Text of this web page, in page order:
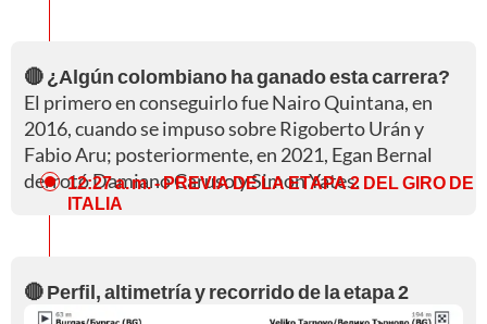
🔴 ¿Algún colombiano ha ganado esta carrera?
El primero en conseguirlo fue Nairo Quintana, en
2016, cuando se impuso sobre Rigoberto Urán y
Fabio Aru; posteriormente, en 2021, Egan Bernal
derrotó Damiano Caruso y Simon Yates.
12:27 a. m.- PREVIA DE LA ETAPA 2 DEL GIRO DE
ITALIA
🔴 Perfil, altimetría y recorrido de la etapa 2